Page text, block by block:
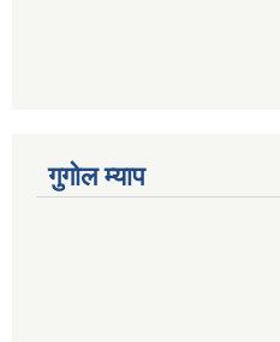
गुगोल म्याप